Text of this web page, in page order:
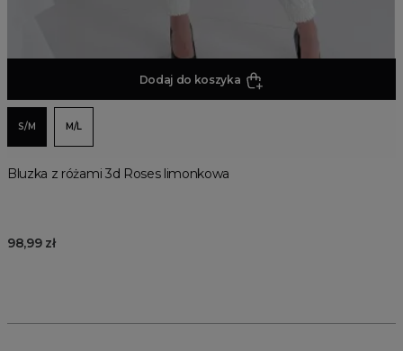
Dodaj do koszyka
S/M M/L
Bluzka z różami 3d Roses limonkowa
98,99 zł